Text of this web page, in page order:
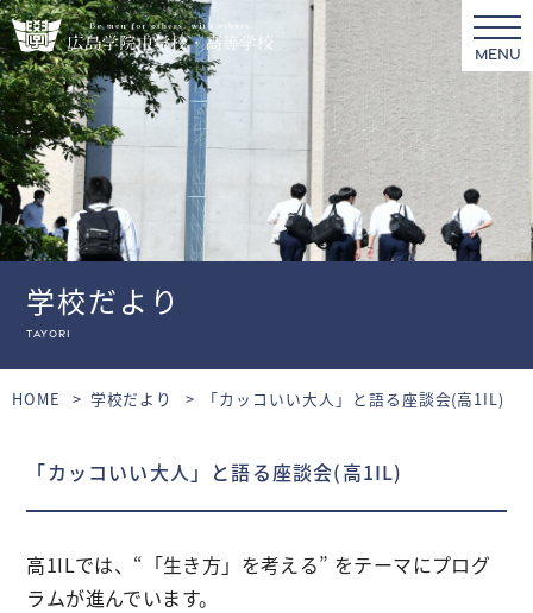
MENU
学校だより
tayori
HOME 学校だより 「カッコいい大人」と語る座談会(高1IL)
「カッコいい大人」と語る座談会(高1IL)
高1ILでは、“「生き方」を考える” をテーマにプログ
ラムが進んでいます。